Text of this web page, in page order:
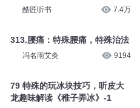
酷匠听书 7.4万
313.腰痛：特殊腰痛，特殊治法
冯名雨艾灸 9194
79 特殊的玩冰块技巧，听皮大
龙趣味解读《稚子弄冰》-1